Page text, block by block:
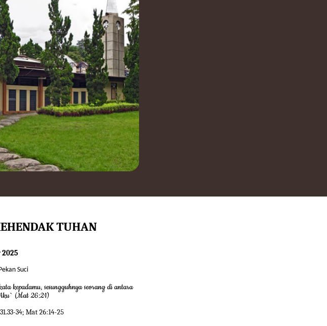
TUHAN
2025
Suci
kepadamu, sesungguhnya seorang di antara
(Mat 26:21)
34; Mat 26:14-25